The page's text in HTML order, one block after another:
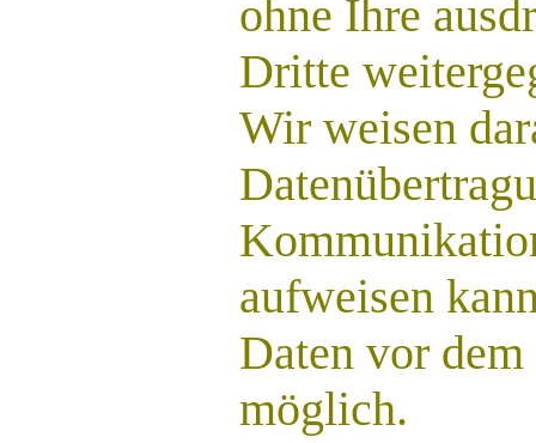
ohne Ihre
Dritte
Wir weisen
aufweisen
Daten vor
möglich.